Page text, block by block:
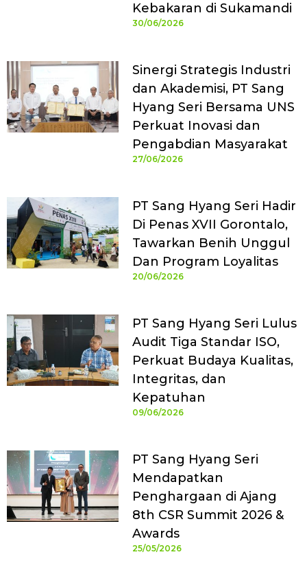
Kebakaran di Sukamandi
30/06/2026
Sinergi Strategis Industri
dan Akademisi, PT Sang
Hyang Seri Bersama UNS
Perkuat Inovasi dan
Pengabdian Masyarakat
27/06/2026
PT Sang Hyang Seri Hadir
Di Penas XVII Gorontalo,
Tawarkan Benih Unggul
Dan Program Loyalitas
20/06/2026
PT Sang Hyang Seri Lulus
Audit Tiga Standar ISO,
Perkuat Budaya Kualitas,
Integritas, dan
Kepatuhan
09/06/2026
PT Sang Hyang Seri
Mendapatkan
Penghargaan di Ajang
8th CSR Summit 2026 &
Awards
25/05/2026